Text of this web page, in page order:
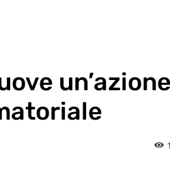
un’azione